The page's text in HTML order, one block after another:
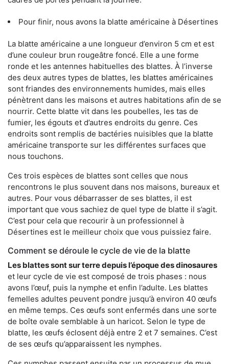
Pour finir, nous avons la blatte américaine à Désertines
La blatte américaine a une longueur d’environ 5 cm et est
d’une couleur brun rougeâtre foncé. Elle a une forme
ronde et les antennes habituelles des blattes. À l’inverse
des deux autres types de blattes, les blattes américaines
sont friandes des environnements humides, mais elles
pénètrent dans les maisons et autres habitations afin de se
nourrir. Cette blatte vit dans les poubelles, les tas de
fumier, les égouts et d’autres endroits du genre. Ces
endroits sont remplis de bactéries nuisibles que la blatte
américaine transporte sur les différentes surfaces que
nous touchons.
Ces trois espèces de blattes sont celles que nous
rencontrons le plus souvent dans nos maisons, bureaux et
autres. Pour vous débarrasser de ses blattes, il est
important que vous sachiez de quel type de blatte il s’agit.
C’est pour cela que recourir à un professionnel à
Désertines est le meilleur choix que vous puissiez faire.
Comment se déroule le cycle de vie de la blatte
Les blattes sont sur terre depuis l’époque des dinosaures
et leur cycle de vie est composé de trois phases : nous
avons l’œuf, puis la nymphe et enfin l’adulte. Les blattes
femelles adultes peuvent pondre jusqu’à environ 40 œufs
en même temps. Ces œufs sont enfermés dans une sorte
de boîte ovale semblable à un haricot. Selon le type de
blatte, les œufs éclosent déjà entre 2 et 7 semaines. C’est
de ses œufs qu’apparaissent les nymphes.